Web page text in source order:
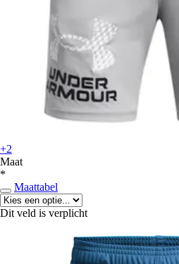
+2
Maat
*
Maattabel
Dit veld is verplicht